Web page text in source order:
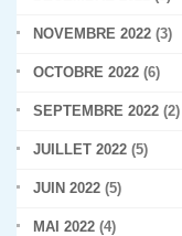
NOVEMBRE 2022 (3)
OCTOBRE 2022 (6)
SEPTEMBRE 2022 (2)
JUILLET 2022 (5)
JUIN 2022 (5)
MAI 2022 (4)